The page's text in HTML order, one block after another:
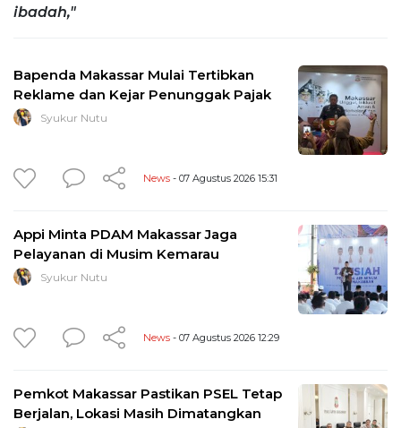
ibadah,"
Bapenda Makassar Mulai Tertibkan
Reklame dan Kejar Penunggak Pajak
Syukur Nutu
News - 07 Agustus 2026 15:31
Appi Minta PDAM Makassar Jaga
Pelayanan di Musim Kemarau
Syukur Nutu
News - 07 Agustus 2026 12:29
Pemkot Makassar Pastikan PSEL Tetap
Berjalan, Lokasi Masih Dimatangkan